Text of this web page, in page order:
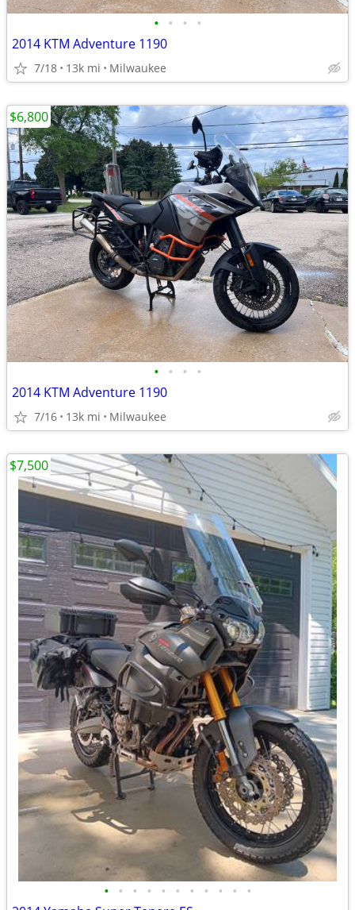
• • • •
2014 KTM Adventure 1190
7/18 13k mi Milwaukee
• • • •
2014 KTM Adventure 1190
7/16 13k mi Milwaukee
$6,800
• • • • • • • • • • •
$7,500